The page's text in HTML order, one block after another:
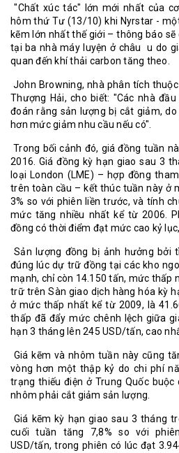
"Chất xúc tác" lớn mới nhất của
hôm thứ Tư (13/10) khi Nyrstar -
kẽm lớn nhất thế giới – thông báo
tại ba nhà máy luyện ở châu u do
quan đến khí thải carbon tăng theo.
John Browning, nhà phân tích
Thượng Hải, cho biết: "Các nhà
đoán rằng sản lượng bị cắt giảm,
hơn mức giảm nhu cầu nếu có".
Trong bối cảnh đó, giá đồng tuần
2016. Giá đồng kỳ hạn giao sau 3
loại London (LME) – hợp đồng
trên toàn cầu – kết thúc tuần này ở
3% so với phiên liền trước, và tính
mức tăng nhiều nhất kể từ 2006.
đồng có thời điểm đạt mức cao kỷ
Sản lượng đồng bị ảnh hưởng bởi
đúng lúc dự trữ đồng tại các kho
mạnh, chỉ còn 14.150 tấn, mức thấp
trữ trên Sàn giao dịch hàng hóa kỳ
ở mức thấp nhất kể từ 2009, là
thấp đã đẩy mức chênh lệch giữa
hạn 3 tháng lên 245 USD/tấn, cao
Giá kẽm và nhôm tuần này cũng
vòng hơn một thập kỷ do chi phí
trạng thiếu điện ở Trung Quốc
nhôm phải cắt giảm sản lượng.
Giá kẽm kỳ hạn giao sau 3 tháng
cuối tuần tăng 7,8% so với
USD/tấn, trong phiên có lúc đạt